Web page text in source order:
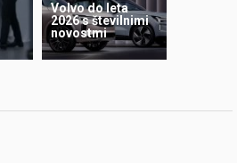
Volvo do leta
2026 s številnimi
novostmi